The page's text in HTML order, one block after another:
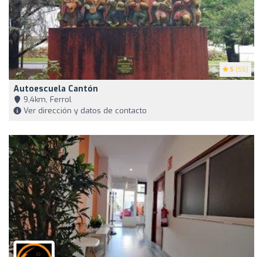
5 (55)
Autoescuela Cantón
9,4km, Ferrol
Ver dirección y datos de contacto